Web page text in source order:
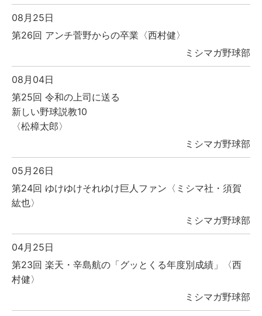
08月25日
第26回 アンチ菅野からの卒業〈西村健〉
ミシマガ野球部
08月04日
第25回 令和の上司に送る
新しい野球説教10
〈松樟太郎〉
ミシマガ野球部
05月26日
第24回 ゆけゆけそれゆけ巨人ファン〈ミシマ社・須賀
紘也〉
ミシマガ野球部
04月25日
第23回 楽天・辛島航の「グッとくる年度別成績」〈西
村健〉
ミシマガ野球部